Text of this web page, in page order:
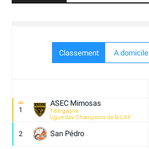
Classement A domicile
1
ASEC Mimosas
Titre gagné
Ligue des Champions de la CAF
2 San Pédro